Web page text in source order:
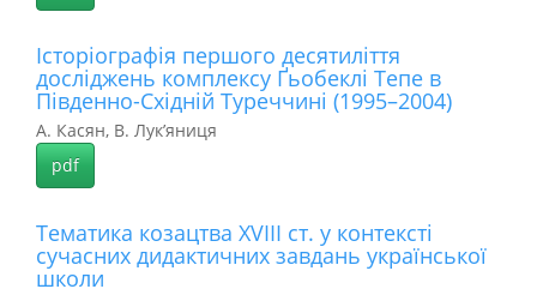
Історіографія першого десятиліття
досліджень комплексу Ґьобеклі Тепе в
Південно-Східній Туреччині (1995–2004)
А. Касян, В. Лук’яниця
pdf
Тематика козацтва ХVIII ст. у контексті
сучасних дидактичних завдань української
школи